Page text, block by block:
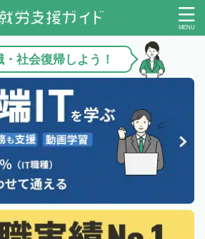
・社会復帰しよう！